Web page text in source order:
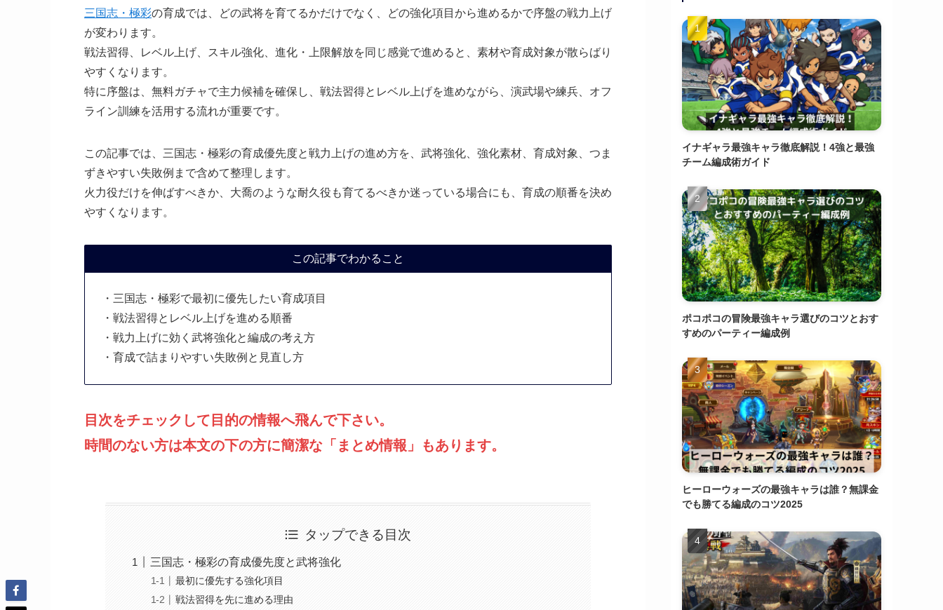
三国志・極彩の育成では、どの武将を育てるかだけでなく、どの強化項目から進めるかで序盤の戦力上げ
が変わります。
戦法習得、レベル上げ、スキル強化、進化・上限解放を同じ感覚で進めると、素材や育成対象が散らばり
やすくなります。
特に序盤は、無料ガチャで主力候補を確保し、戦法習得とレベル上げを進めながら、演武場や練兵、オフ
ライン訓練を活用する流れが重要です。
この記事では、三国志・極彩の育成優先度と戦力上げの進め方を、武将強化、強化素材、育成対象、つま
ずきやすい失敗例まで含めて整理します。
火力役だけを伸ばすべきか、大喬のような耐久役も育てるべきか迷っている場合にも、育成の順番を決め
やすくなります。
この記事でわかること
・三国志・極彩で最初に優先したい育成項目
・戦法習得とレベル上げを進める順番
・戦力上げに効く武将強化と編成の考え方
・育成で詰まりやすい失敗例と見直し方
目次をチェックして目的の情報へ飛んで下さい。
時間のない方は本文の下の方に簡潔な「まとめ情報」もあります。
タップできる目次
三国志・極彩の育成優先度と武将強化
最初に優先する強化項目
戦法習得を先に進める理由
イナギャラ最強キャラ徹底解説！4強と最強
チーム編成術ガイド
ポコポコの冒険最強キャラ選びのコツとおす
すめのパーティー編成例
ヒーローウォーズの最強キャラは誰？無課金
でも勝てる編成のコツ2025